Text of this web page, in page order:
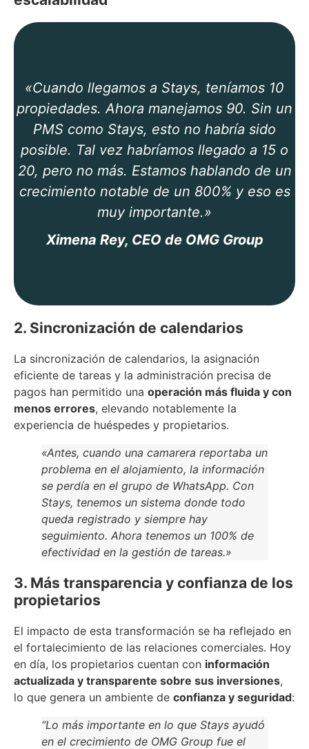
«Cuando llegamos a Stays, teníamos 10
propiedades. Ahora manejamos 90. Sin un
PMS como Stays, esto no habría sido
posible. Tal vez habríamos llegado a 15 o
20, pero no más. Estamos hablando de un
crecimiento notable de un 800% y eso es
muy importante.»
Ximena Rey, CEO de OMG Group
2. Sincronización de calendarios
La sincronización de calendarios, la asignación
eficiente de tareas y la administración precisa de
pagos han permitido una operación más fluida y con
menos errores, elevando notablemente la
experiencia de huéspedes y propietarios.
«Antes, cuando una camarera reportaba un
problema en el alojamiento, la información
se perdía en el grupo de WhatsApp. Con
Stays, tenemos un sistema donde todo
queda registrado y siempre hay
seguimiento. Ahora tenemos un 100% de
efectividad en la gestión de tareas.»
3. Más transparencia y confianza de los
propietarios
El impacto de esta transformación se ha reflejado en
el fortalecimiento de las relaciones comerciales. Hoy
en día, los propietarios cuentan con información
actualizada y transparente sobre sus inversiones,
lo que genera un ambiente de confianza y seguridad:
“Lo más importante en lo que Stays ayudó
en el crecimiento de OMG Group fue el